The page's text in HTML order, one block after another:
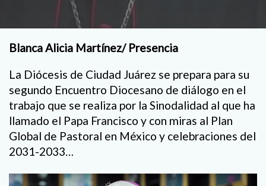
Blanca Alicia Martínez/ Presencia
La Diócesis de Ciudad Juárez se prepara para su
segundo Encuentro Diocesano de diálogo en el
trabajo que se realiza por la Sinodalidad al que ha
llamado el Papa Francisco y con miras al Plan
Global de Pastoral en México y celebraciones del
2031-2033…